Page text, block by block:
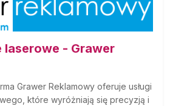
laserowe - Grawer
Grawer Reklamowy oferuje usługi
które wyróżniają się precyzją i